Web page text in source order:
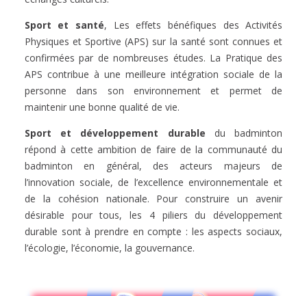
Sport et santé, Les effets bénéfiques des Activités
Physiques et Sportive (APS) sur la santé sont connues et
confirmées par de nombreuses études. La Pratique des
APS contribue à une meilleure intégration sociale de la
personne dans son environnement et permet de
maintenir une bonne qualité de vie.
Sport et développement durable du badminton
répond à cette ambition de faire de la communauté du
badminton en général, des acteurs majeurs de
l’innovation sociale, de l’excellence environnementale et
de la cohésion nationale. Pour construire un avenir
désirable pour tous, les 4 piliers du développement
durable sont à prendre en compte : les aspects sociaux,
l’écologie, l’économie, la gouvernance.